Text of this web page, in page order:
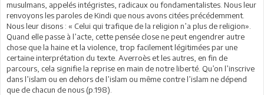
musulmans, appelés intégristes, radicaux ou fondamentalistes. Nous leur
renvoyons les paroles de Kindi que nous avons citées précédemment.
Nous leur disons : « Celui qui trafique de la religion n’a plus de religion».
Quand elle passe à l’acte, cette pensée close ne peut engendrer autre
chose que la haine et la violence, trop facilement légitimées par une
certaine interprétation du texte. Averroès et les autres, en fin de
parcours, cela signifie la reprise en main de notre liberté. Qu’on l’inscrive
dans l’islam ou en dehors de l’islam ou même contre l’islam ne dépend
que de chacun de nous (p.198).